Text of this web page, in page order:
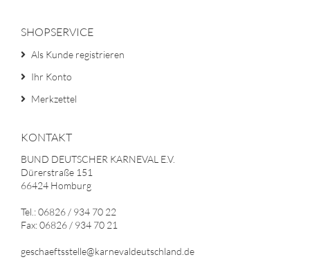
SHOPSERVICE
Als Kunde registrieren
Ihr Konto
Merkzettel
KONTAKT
BUND DEUTSCHER KARNEVAL E.V.
Dürerstraße 151
66424 Homburg
Tel.: 06826 / 934 70 22
Fax: 06826 / 934 70 21
geschaeftsstelle@karnevaldeutschland.de